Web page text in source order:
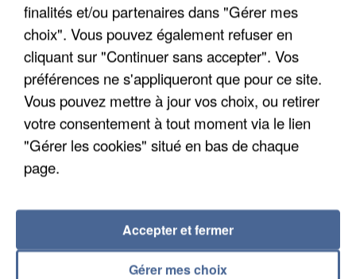
L’UN DES FONDATEURS SUPPOSÉS DE LA DZ
MAFIA INTERPELLÉ EN ALGÉRIE
finalités et/ou partenaires dans "Gérer mes
choix". Vous pouvez également refuser en
cliquant sur "Continuer sans accepter". Vos
préférences ne s'appliqueront que pour ce site.
Vous pouvez mettre à jour vos choix, ou retirer
votre consentement à tout moment via le lien
"Gérer les cookies" situé en bas de chaque
page.
Gérer mes choix
Accepter et fermer